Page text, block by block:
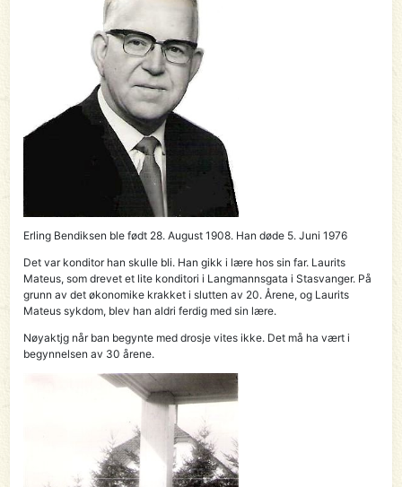
Erling Bendiksen ble født 28. August 1908. Han døde 5. Juni 1976
Det var konditor han skulle bli. Han gikk i lære hos sin far. Laurits
Mateus, som drevet et lite konditori i Langmannsgata i Stasvanger. På
grunn av det økonomike krakket i slutten av 20. Årene, og Laurits
Mateus sykdom, blev han aldri ferdig med sin lære.
Nøyaktjg når ban begynte med drosje vites ikke. Det må ha vært i
begynnelsen av 30 årene.